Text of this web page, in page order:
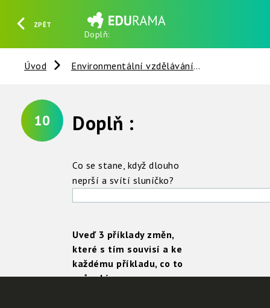
ZPĚT
Doplň:
HLEDAT REGISTROVAT PŘIHLÁSIT SE
Úvod Environmentální vzdělávání
10 Doplň :
Co se stane, když dlouho
neprší a svítí sluníčko?
Uveď 3 příklady změn,
které s tím souvisí a ke
každému příkladu, co to
způsobí.